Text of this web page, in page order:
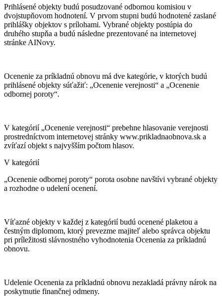
Prihlásené objekty budú posudzované odbornou komisiou v
dvojstupňovom hodnotení. V prvom stupni budú hodnotené zaslané
prihlášky objektov s prílohami. Vybrané objekty postúpia do
druhého stupňa a budú následne prezentované na internetovej
stránke AINovy.
Ocenenie za príkladnú obnovu má dve kategórie, v ktorých budú
prihlásené objekty súťažiť: „Ocenenie verejnosti“ a „Ocenenie
odbornej poroty“.
V kategórií „Ocenenie verejnosti“ prebehne hlasovanie verejnosti
prostredníctvom internetovej stránky www.prikladnaobnova.sk a
zvíťazí objekt s najvyšším počtom hlasov.
V kategórií
„Ocenenie odbornej poroty“ porota osobne navštívi vybrané objekty
a rozhodne o udelení ocenení.
Víťazné objekty v každej z kategórií budú ocenené plaketou a
čestným diplomom, ktorý prevezme majiteľ alebo správca objektu
pri príležitosti slávnostného vyhodnotenia Ocenenia za príkladnú
obnovu.
Udelenie Ocenenia za príkladnú obnovu nezakladá právny nárok na
poskytnutie finančnej odmeny.